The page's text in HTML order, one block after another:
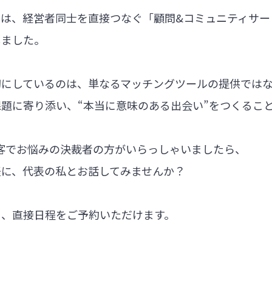
、経営者同士を直接つなぐ「顧問&コミュニティサ
した。
しているのは、単なるマッチングツールの提供では
に寄り添い、“本当に意味のある出会い”をつくるこ
お悩みの決裁者の方がいらっしゃいましたら、
、代表の私とお話してみませんか？
直接日程をご予約いただけます。